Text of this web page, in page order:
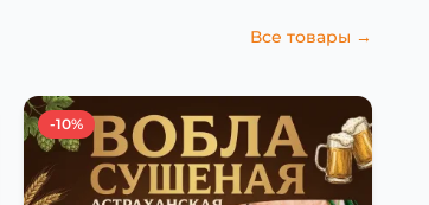
Все товары →
-10%